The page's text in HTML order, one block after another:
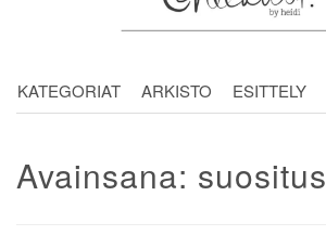
KATEGORIAT ARKISTO ESITTELY
Avainsana: suositus